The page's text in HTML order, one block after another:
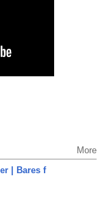
More
| Bares f